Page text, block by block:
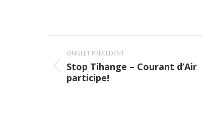
de
commentaire
ONGLET PRÉCÉDENT
Onglet
précédent
Stop Tihange – Courant d’Air
participe!